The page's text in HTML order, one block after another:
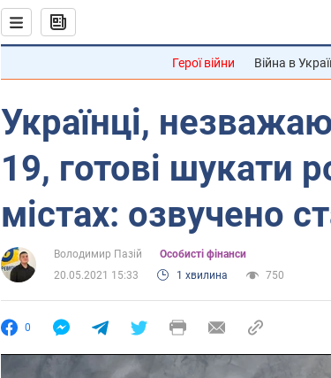
Герої війни Війна в
Українці,
19, готові шукати
містах: озвучено
Володимир Пазій
Особисті фінанси
20.05.2021 15:33
1 хвилина 750
0